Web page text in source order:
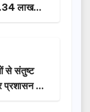
लाख
से संतुष्ट
की